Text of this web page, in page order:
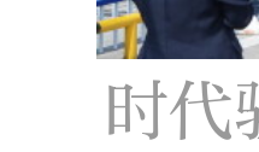
时代